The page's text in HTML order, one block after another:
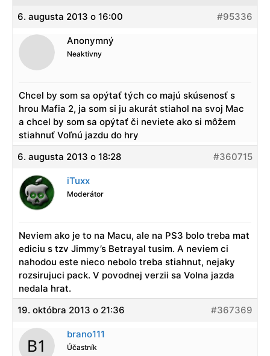
6. augusta 2013 o 16:00 #95336
Anonymný
Neaktívny
Chcel by som sa opýtať tých co majú skúsenosť s
hrou Mafia 2, ja som si ju akurát stiahol na svoj Mac
a chcel by som sa opýtať či neviete ako si môžem
stiahnuť Voľnú jazdu do hry
6. augusta 2013 o 18:28
#360715
iTuxx
Moderátor
Neviem ako je to na Macu, ale na PS3 bolo treba mat
ediciu s tzv Jimmy’s Betrayal tusim. A neviem ci
nahodou este nieco nebolo treba stiahnut, nejaky
rozsirujuci pack. V povodnej verzii sa Volna jazda
nedala hrat.
19. októbra 2013 o 21:36
#367369
brano111
Účastník